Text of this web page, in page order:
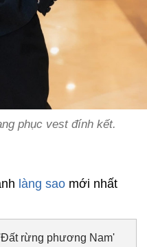
phục vest đính kết.
làng sao mới nhất
rừng phương Nam'